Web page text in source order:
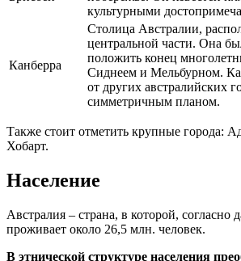
культурными
Канберра
Столица Австралии,
центральной части. Она
положить конец
Сиднеем и Мельбурном.
от других австралийских
симметричным планом.
Также стоит отметить крупные города:
Хобарт.
Население
Австралия – страна, в которой, согласно
проживает около 26,5 млн. человек.
В этнической структуре населения